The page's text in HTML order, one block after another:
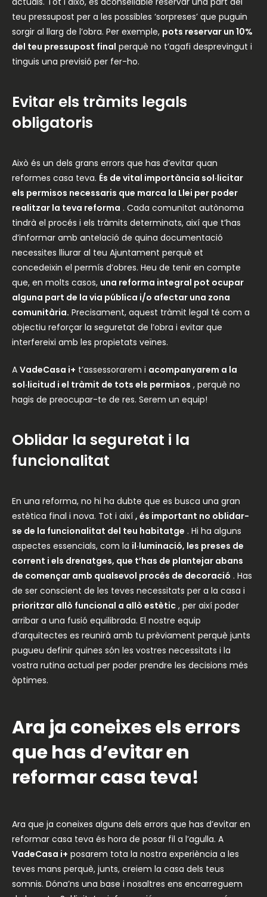
teu pressupost per a les possibles ‘sorpreses’ que puguin
sorgir al llarg de l’obra. Per exemple, pots reservar un 10%
del teu pressupost final perquè no t’agafi desprevingut i
tinguis una previsió per fer-ho.
Evitar els tràmits legals
obligatoris
Això és un dels grans errors que has d’evitar quan
reformes casa teva. És de vital importància sol·licitar
els permisos necessaris que marca la Llei per poder
realitzar la teva reforma . Cada comunitat autònoma
tindrà el procés i els tràmits determinats, així que t’has
d’informar amb antelació de quina documentació
necessites lliurar al teu Ajuntament perquè et
concedeixin el permís d’obres. Heu de tenir en compte
que, en molts casos, una reforma integral pot ocupar
alguna part de la via pública i/o afectar una zona
comunitària. Precisament, aquest tràmit legal té com a
objectiu reforçar la seguretat de l’obra i evitar que
interfereixi amb les propietats veïnes.
A VadeCasa i+ t’assessorarem i acompanyarem a la
sol·licitud i el tràmit de tots els permisos , perquè no
hagis de preocupar-te de res. Serem un equip!
Oblidar la seguretat i la
funcionalitat
En una reforma, no hi ha dubte que es busca una gran
estètica final i nova. Tot i així , és important no oblidar-
se de la funcionalitat del teu habitatge . Hi ha alguns
aspectes essencials, com la il·luminació, les preses de
corrent i els drenatges, que t’has de plantejar abans
de començar amb qualsevol procés de decoració . Has
de ser conscient de les teves necessitats per a la casa i
prioritzar allò funcional a allò estètic , per així poder
arribar a una fusió equilibrada. El nostre equip
d’arquitectes es reunirà amb tu prèviament perquè junts
pugueu definir quines són les vostres necessitats i la
vostra rutina actual per poder prendre les decisions més
òptimes.
Ara ja coneixes els errors
que has d’evitar en
reformar casa teva!
Ara que ja coneixes alguns dels errors que has d’evitar en
reformar casa teva és hora de posar fil a l’agulla. A
VadeCasa i+ posarem tota la nostra experiència a les
teves mans perquè, junts, creiem la casa dels teus
somnis. Dóna’ns una base i nosaltres ens encarreguem